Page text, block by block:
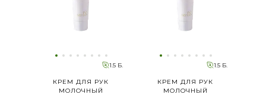
1.5 Б.
КРЕМ ДЛЯ РУК
МОЛОЧНЫЙ
1.5 Б.
КРЕМ ДЛЯ РУК
МОЛОЧНЫЙ